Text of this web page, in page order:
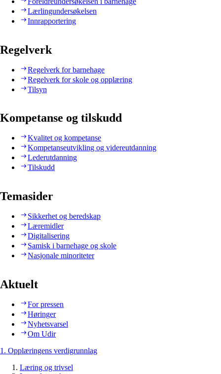
Lærlingundersøkelsen
Innrapportering
Regelverk
Regelverk for barnehage
Regelverk for skole og opplæring
Tilsyn
Kompetanse og tilskudd
Kvalitet og kompetanse
Kompetanseutvikling og videreutdanning
Lederutdanning
Tilskudd
Temasider
Sikkerhet og beredskap
Læremidler
Digitalisering
Samisk i barnehage og skole
Nasjonale minoriteter
Aktuelt
For pressen
Høringer
Nyhetsvarsel
Om Udir
1. Opplæringens verdigrunnlag
Læring og trivsel